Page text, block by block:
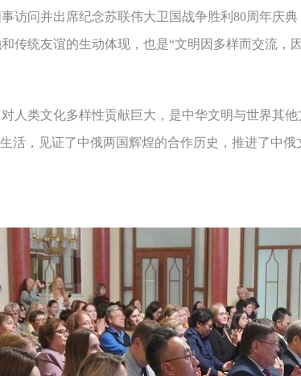
问并出席纪念苏联伟大卫国战争胜利80周年庆
传统友谊的生动体现，也是“文明因多样而交流，
类文化多样性贡献巨大，是中华文明与世界其他
活，见证了中俄两国辉煌的合作历史，推进了中